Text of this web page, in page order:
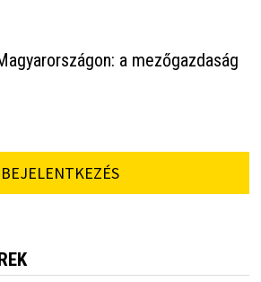
a mezőgazdaság
BEJELENTKEZÉS